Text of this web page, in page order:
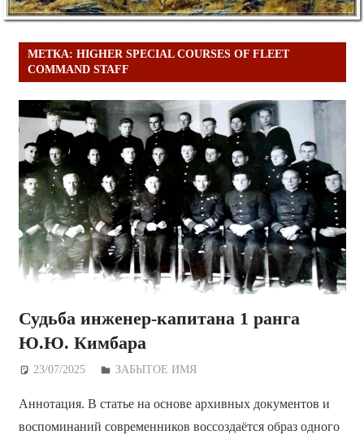
МЕТКА: HIGHER SPECIAL COURSES OF FLEET
COMMAND STAFF
Судьба инженер-капитана 1 ранга
Ю.Ю. Кимбара
23/07/2025 Дежурный по Редакции
ЗАБЫТОЕ ИМЯ
Аннотация. В статье на основе архивных документов и
воспоминаний современников воссоздаётся образ одного